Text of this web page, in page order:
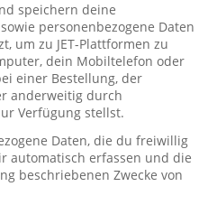
speichern deine
personenbezogene Daten
um zu JET-Plattformen zu
dein Mobiltelefon oder
einer Bestellung, der
anderweitig durch
Verfügung stellst.
Daten, die du freiwillig
automatisch erfassen und die
beschriebenen Zwecke von